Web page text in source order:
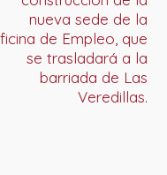
nueva sede de la
de Empleo, que
se trasladará a la
barriada de Las
Veredillas.